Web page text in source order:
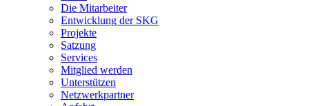
Die Mitarbeiter
Entwicklung der SKG
Projekte
Satzung
Services
Mitglied werden
Unterstützen
Netzwerkpartner